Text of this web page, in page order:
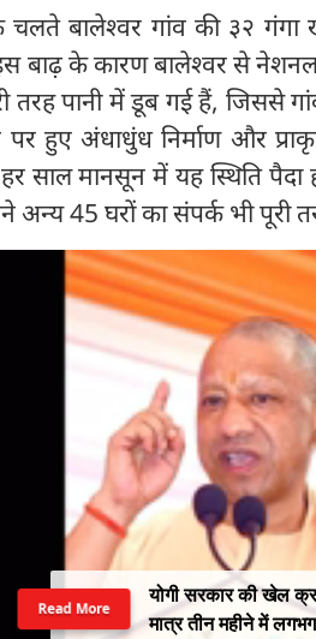
चलते बालेश्वर गांव की ३२
बाढ़ के कारण बालेश्वर से
तरह पानी में डूब गई हैं, जिससे
पर हुए अंधाधुंध निर्माण और
साल मानसून में यह स्थिति पैदा
अन्य 45 घरों का संपर्क भी
योगी सरकार की खेल
मात्र तीन महीने में
Read More